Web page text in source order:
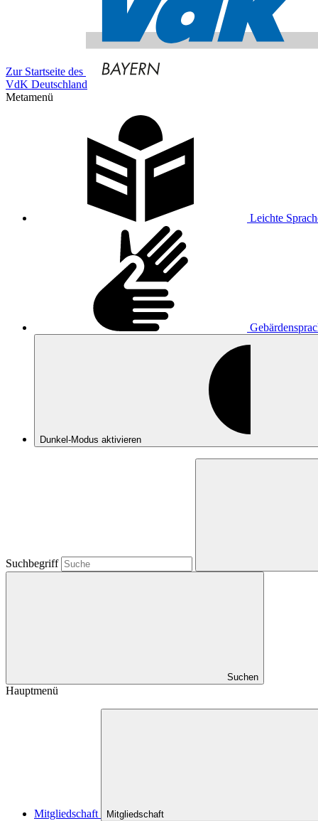
Zur Startseite des
VdK Deutschland
Metamenü
Leichte
Dunkel-Modus aktivieren
Suchbegriff
Suchen
Hauptmenü
Mitgliedschaft Mitgliedschaft